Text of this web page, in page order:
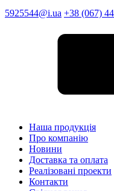
5925544@i.ua +38 (067)
Наша продукція
Про компанію
Новини
Доставка та оплата
Реалізовані проекти
Контакти